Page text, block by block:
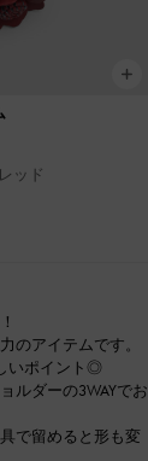
ッド
のアイテムです。
いポイント◎
ルダーの3WAYでお
で留めると形も変